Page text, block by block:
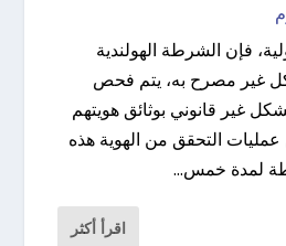
فإن الشرطة الهولندية
غير مصرح به، يتم فحص
غير قانوني بوثائق هويتهم
عمليات التحقق من الهوية هذه
لمدة خمس...
اقرأ أكثر